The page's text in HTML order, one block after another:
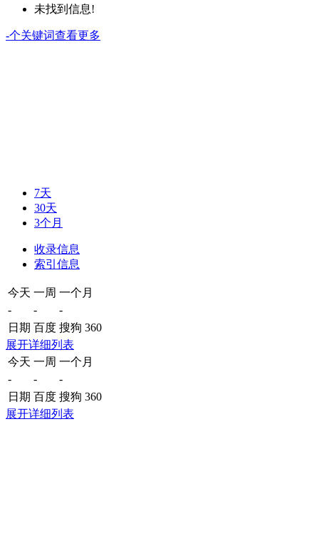
未找到信息!
-个关键词查看更多
7天
30天
3个月
收录信息
索引信息
今天 一周 一个月
-
-
-
日期 百度 搜狗 360
展开详细列表
今天 一周 一个月
-
-
-
日期 百度 搜狗 360
展开详细列表